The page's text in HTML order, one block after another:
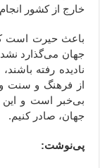
خارج از کشور
باعث حیرت است که
جهان می‌گذارد
نادیده رفته
از فرهنگ و سنت و
بی‌خبر است و این
جهان، صادر کنیم.
پی‌نوشت: